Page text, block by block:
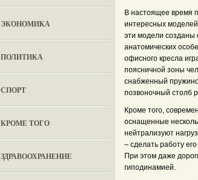
ЭКОНОМИКА
ПОЛИТИКА
СПОРТ
КРОМЕ ТОГО
ЗДРАВООХРАНЕНИЕ
В настоящее время
интересных
эти модели созданы
анатомических
офисного кресла
поясничной зоны
снабженный
позвоночный столб
Кроме того,
оснащенные
нейтрализуют
– сделать работу
При этом даже
гиподинамией.